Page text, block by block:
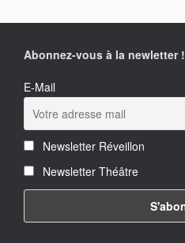
Abonnez-vous à la newletter !
E-Mail
Newsletter Réveillon
Newsletter Théâtre